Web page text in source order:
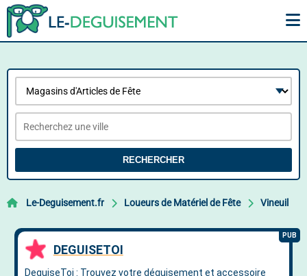
RECHERCHER
Le-Deguisement.fr Loueurs de Matériel de Fête Vineuil